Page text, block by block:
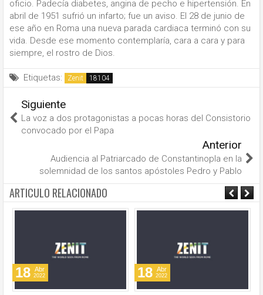
oficio. Padecía diabetes, angina de pecho e hipertensión. En
abril de 1951 sufrió un infarto; fue un aviso. El 28 de junio de
ese año en Roma una nueva parada cardiaca terminó con su
vida. Desde ese momento contemplaría, cara a cara y para
siempre, el rostro de Dios.
Etiquetas: Zenit
Siguiente
La voz a dos protagonistas a pocas horas del Consistorio
convocado por el Papa
Anterior
Audiencia al Patriarcado de Constantinopla en la
solemnidad de los santos apóstoles Pedro y Pablo
ARTICULO RELACIONADO
18 Abr
2022 18 Abr
2022